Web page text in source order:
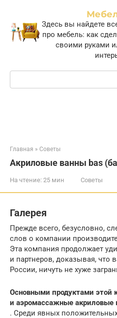
контенту
Здесь вы найдете
про мебель: как
своими руками
Поиск:
Главная » Советы
Акриловые ванны bas
На чтение: 25 мин Советы
Галерея
Прежде всего, безусловно,
слов о компании
Эта компания продолжает
и партнеров, доказывая, что
России, ничуть не хуже
Основными продуктами этой
и аэромассажные акриловые
. Среди явных